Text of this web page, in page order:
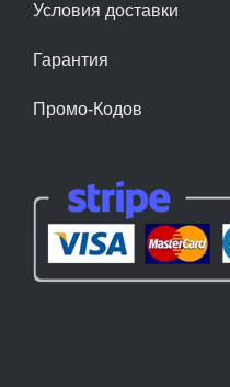
Условия доставки
Гарантия
Промо-Кодов